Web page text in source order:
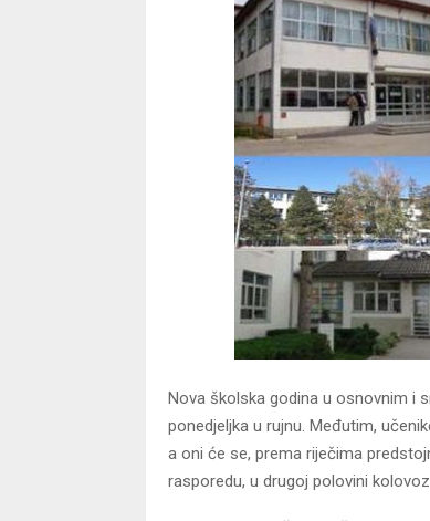
Nova školska godina u osnovnim i
ponedjeljka u rujnu. Međutim,
a oni će se, prema riječima
rasporedu, u drugoj polovini